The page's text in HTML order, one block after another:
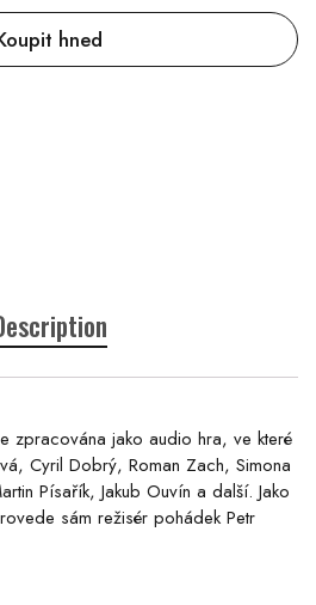
hned
zpracována jako audio hra, ve které
Cyril Dobrý, Roman Zach, Simona
Písařík, Jakub Ouvín a další. Jako
sám režisér pohádek Petr